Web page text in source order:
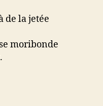
de la jetée
moribonde